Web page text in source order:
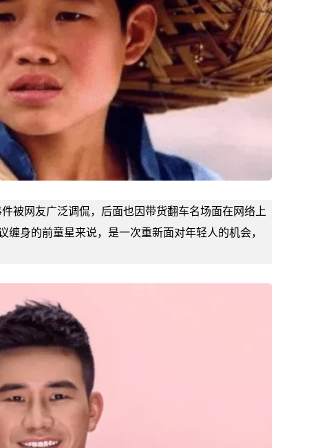
被网友广泛调侃，后面也因带货翻车名场面在网络上
身的前童星来说，是一次重新面对年轻人的机会，